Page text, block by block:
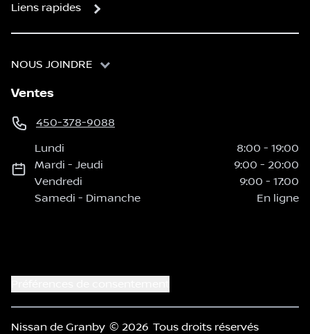
Liens rapides
NOUS JOINDRE
Ventes
450-378-9088
Lundi 8:00 - 19:00
Mardi -Jeudi 9:00 - 20:00
Vendredi
9:00 - 17:00
Samedi - Dimanche En ligne
Nissan de Granby © 2026 Tous droits réservés